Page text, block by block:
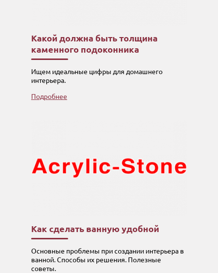
Какой должна быть толщина
каменного подоконника
Ищем идеальные цифры для домашнего
интерьера.
Подробнее
Как сделать ванную удобной
Основные проблемы при создании интерьера в
ванной. Способы их решения. Полезные
советы.